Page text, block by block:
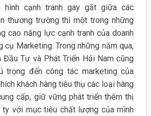
hình cạnh tranh gay gắt giữa các
thương trường thì một trong những
cao năng lực cạnh tranh của doanh
cụ Marketing. Trong những năm qua,
Đầu Tư và Phát Triển Hải Nam cũng
trọng đến công tác marketing của
khách hàng tiêu thụ các loại hàng
cấp, giữ vững phát triển thêm thị
ty với mục tiêu chất lượng của mình